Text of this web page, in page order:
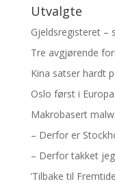
Utvalgte
Gjeldsregisteret –
Tre avgjørende
Kina satser hardt
Oslo først i
Makrobasert
– Derfor er
– Derfor takket
’Tilbake til